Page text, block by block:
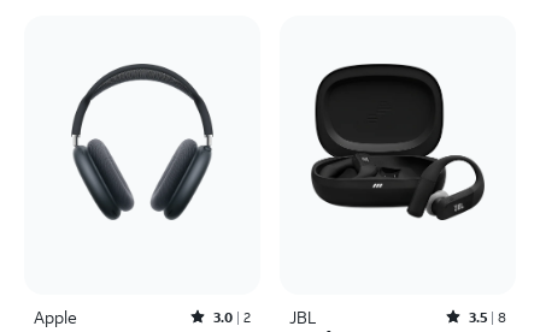
Apple Rated3out of 5 stars with2reviews
3.0 2 JBL Rated3.5out of 5 stars with8reviews
3.5 8